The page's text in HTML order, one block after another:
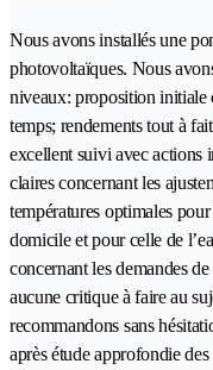
Nous avons installés une
photovoltaïques. Nous
niveaux: proposition initiale
temps; rendements tout à
excellent suivi avec actions
claires concernant les
températures optimales
domicile et pour celle de
concernant les demandes
aucune critique à faire au
recommandons sans
après étude approfondie